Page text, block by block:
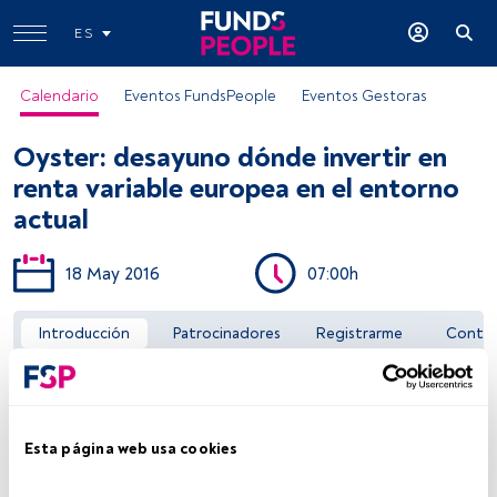
Esta página web usa cookies
ES
Calendario Eventos FundsPeople Eventos Gestoras
Acceder a FundsPeople
Oyster: desayuno dónde invertir en
renta variable europea en el entorno
actual
18 May 2016 07:00h
Introducción Patrocinadores Registrarme